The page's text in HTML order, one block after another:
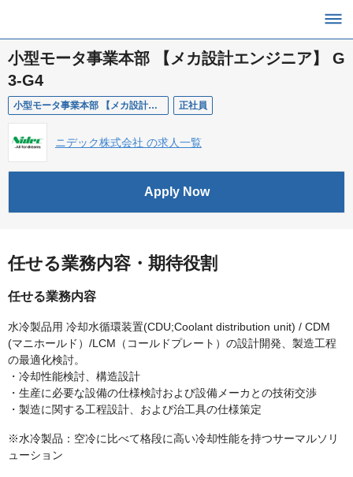
小型モータ事業本部 【メカ設計エンジニア】 G
3-G4
小型モータ事業本部 【メカ設計エンジニア】 G3-G4 正社員
ニデック株式会社 の求人一覧
Apply Now
任せる業務内容・期待役割
任せる業務内容
水冷製品用 冷却水循環装置(CDU;Coolant distribution unit) / CDM
(マニホールド）/LCM（コールドプレート）の設計開発、製造工程
の最適化検討。
・冷却性能検討、構造設計
・生産に必要な設備の仕様検討および設備メーカとの技術交渉
・製造に関する工程設計、および治工具の仕様策定
※水冷製品：空冷に比べて格段に高い冷却性能を持つサーマルソリ
ューション